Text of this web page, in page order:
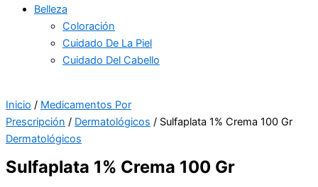
Belleza
Coloración
Cuidado De La Piel
Cuidado Del Cabello
Inicio / Medicamentos Por
Prescripción / Dermatológicos / Sulfaplata 1% Crema 100 Gr
Dermatológicos
Sulfaplata 1% Crema 100 Gr